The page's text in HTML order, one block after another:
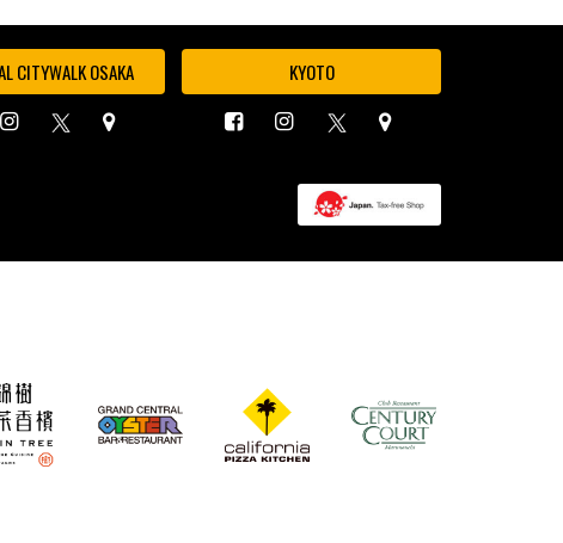
CITYWALK OSAKA KYOTO